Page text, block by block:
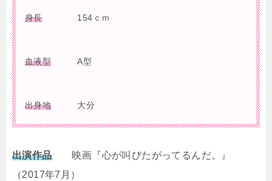
身長154ｃｍ
血液型 A型
出身地 大分
出演作品映画『心が叫びたがってるんだ。』
（2017年7月）